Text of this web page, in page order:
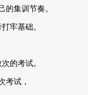
的集训节奏。
牢基础。
的考试。
考试，